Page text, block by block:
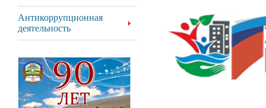
Антикоррупционная
деятельность